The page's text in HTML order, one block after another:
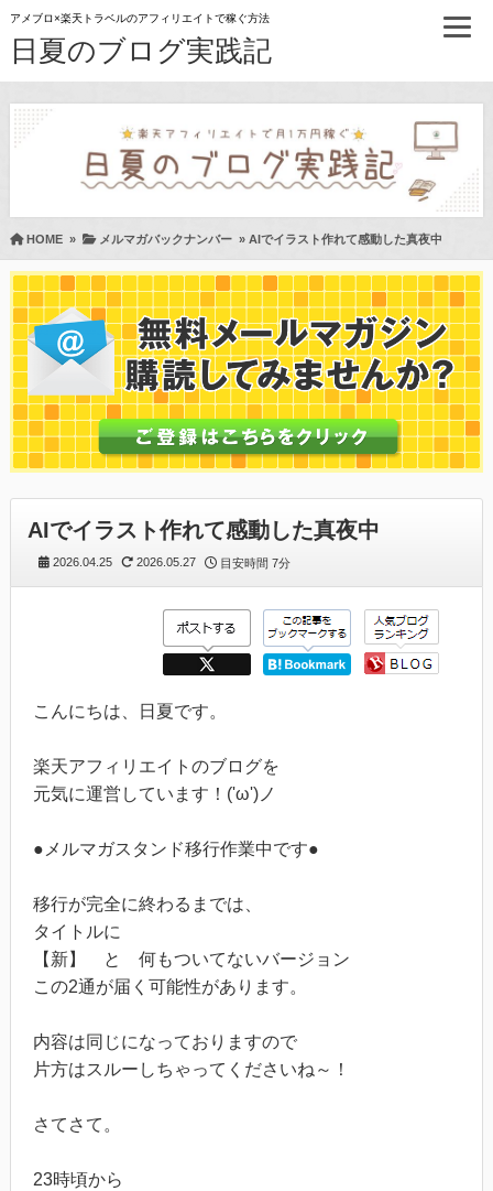
アメブロ×楽天トラベルのアフィリエイトで稼ぐ方法
日夏のブログ実践記
HOME» メルマガバックナンバー» AIでイラスト作れて感動した真夜中
AIでイラスト作れて感動した真夜中
2026.04.25 2026.05.27 目安時間 7分
こんにちは、日夏です。
楽天アフィリエイトのブログを
元気に運営しています！('ω')ノ
●メルマガスタンド移行作業中です●
移行が完全に終わるまでは、
タイトルに
【新】 と 何もついてないバージョン
この2通が届く可能性があります。
内容は同じになっておりますので
片方はスルーしちゃってくださいね～！
さてさて。
23時頃から